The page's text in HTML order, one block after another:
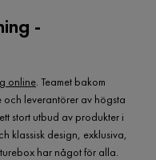
-
online. Teamet bakom
leverantörer av högsta
stort utbud av produkter i
klassisk design, exklusiva,
har något för alla.